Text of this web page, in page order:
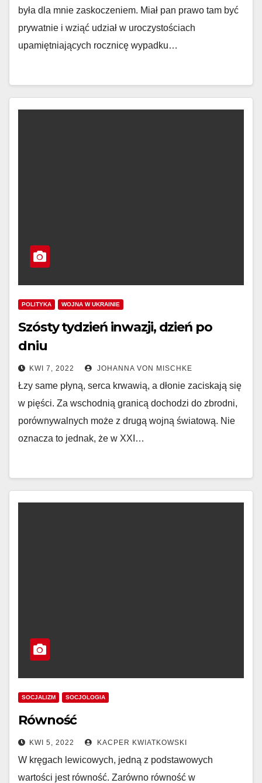
była dla mnie zaskoczeniem. Miał pan prawo tam być
prywatnie i wziąć udział w uroczystościach
upamiętniających rocznicę wypadku…
POLITYKA WOJNA W UKRAINIE
Szósty tydzień inwazji, dzień po
dniu
KWI 7, 2022 JOHANNA VON MISCHKE
Łzy same płyną, serca krwawią, a dłonie zaciskają się
w pięści. Za wschodnią granicą dochodzi do zbrodni,
porównywalnych może z drugą wojną światową. Nie
oznacza to jednak, że w XXI…
SOCJALIZM SOCJOLOGIA
Równość
KWI 5, 2022 KACPER KWIATKOWSKI
W kręgach lewicowych, jedną z podstawowych
wartości jest równość. Zarówno równość w